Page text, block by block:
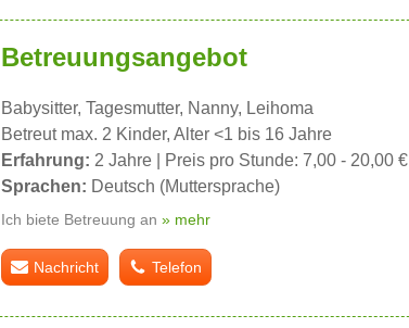
Betreuungsangebot
Babysitter, Tagesmutter, Nanny, Leihoma
Betreut max. 2 Kinder, Alter <1 bis 16 Jahre
Erfahrung: 2 Jahre | Preis pro Stunde: 7,00 - 20,00 €
Sprachen: Deutsch (Muttersprache)
Ich biete Betreuung an » mehr
Nachricht Telefon